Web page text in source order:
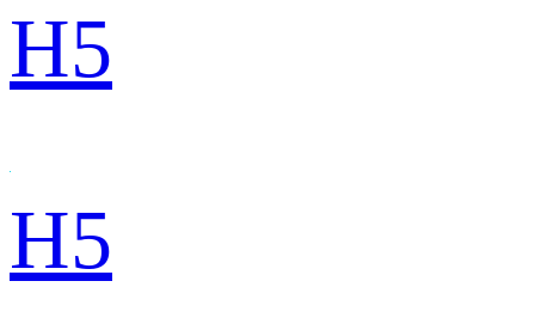
H5
H5